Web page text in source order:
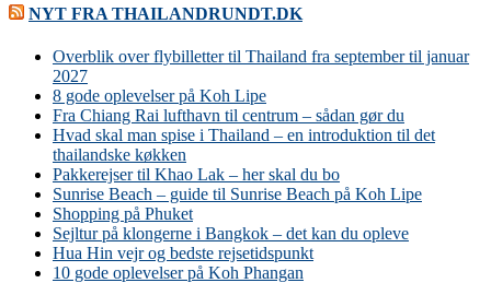
NYT FRA THAILANDRUNDT.DK
Overblik over flybilletter til Thailand fra september til januar
2027
8 gode oplevelser på Koh Lipe
Fra Chiang Rai lufthavn til centrum – sådan gør du
Hvad skal man spise i Thailand – en introduktion til det
thailandske køkken
Pakkerejser til Khao Lak – her skal du bo
Sunrise Beach – guide til Sunrise Beach på Koh Lipe
Shopping på Phuket
Sejltur på klongerne i Bangkok – det kan du opleve
Hua Hin vejr og bedste rejsetidspunkt
10 gode oplevelser på Koh Phangan